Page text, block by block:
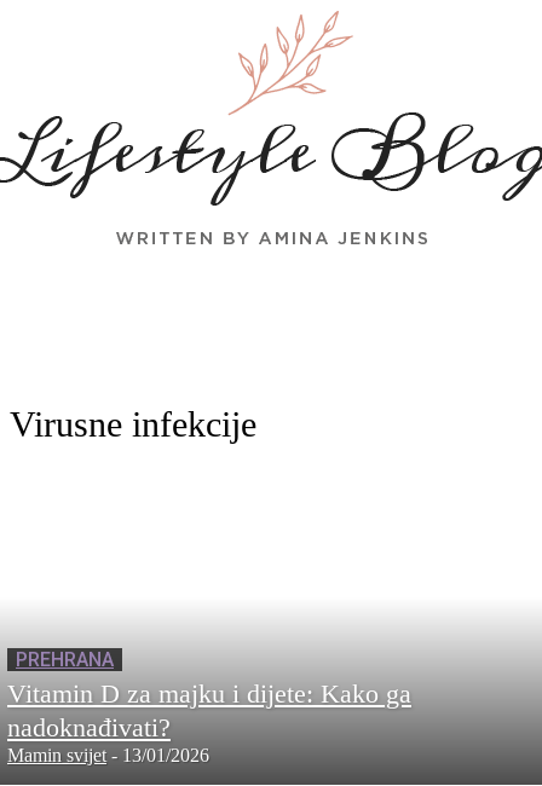
Virusne infekcije
PREHRANA
Vitamin D za majku i dijete: Kako ga
nadoknađivati?
Mamin svijet - 13/01/2026